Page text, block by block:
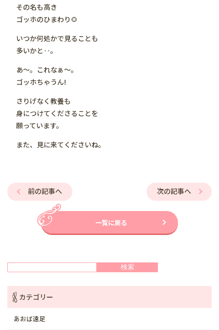
その名も高き
ゴッホのひまわり🌻
いつか何処かで見ることも
多いかと‥。
あ〜。これなぁ〜。
ゴッホちゃうん!
さりげなく教養も
身につけてくださることを
願っています。
また、見に来てくださいね。
次の記事へ
前の記事へ
一覧に戻る
検索
カテゴリー
あおば遠足